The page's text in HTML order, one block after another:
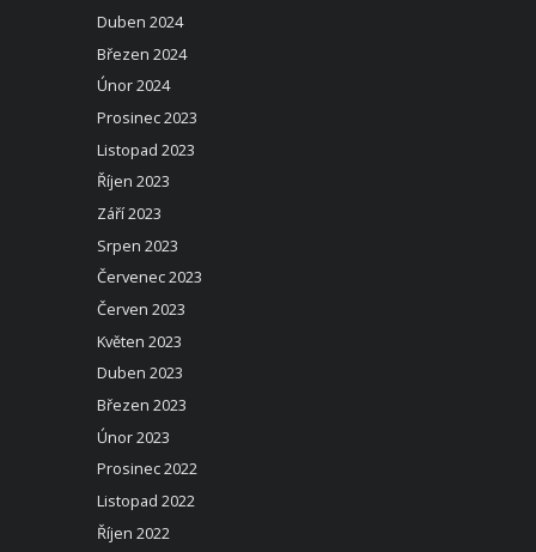
Duben 2024
Březen 2024
Únor 2024
Prosinec 2023
Listopad 2023
Říjen 2023
Září 2023
Srpen 2023
Červenec 2023
Červen 2023
Květen 2023
Duben 2023
Březen 2023
Únor 2023
Prosinec 2022
Listopad 2022
Říjen 2022